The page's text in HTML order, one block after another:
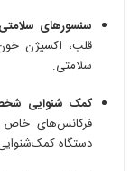
سنسورهای
قلب، اکسیژن
سلامتی.
کمک شنوایی
فرکانس‌های خاص
دستگاه